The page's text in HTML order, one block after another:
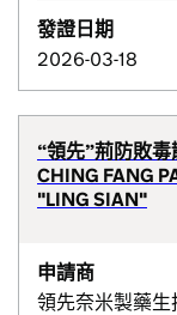
發證日期
2026-03-18
“領先”荊防敗
CHING FANG
"LING SIAN"
申請商
領先奈米製藥生